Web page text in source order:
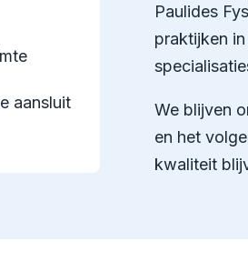
aansluit
Paulides
praktijken
We blijven
en het
kwaliteit